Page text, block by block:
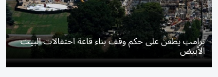
ترامب يطعن على حكم وقف بناء قاعة احتفالات البيت
الأبيض